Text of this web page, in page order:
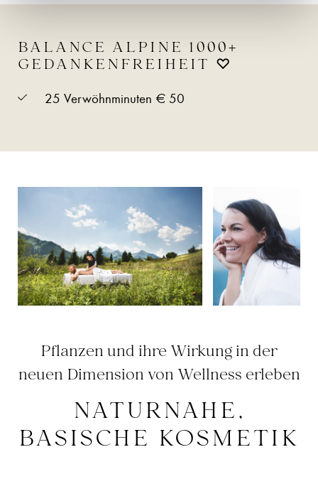
BALANCE ALPINE 1000+
GEDANKENFREIHEIT ♡
25 Verwöhnminuten € 50
NATURNAHE,
BASISCHE KOSMETIK
Pflanzen und ihre Wirkung in der
neuen Dimension von Wellness erleben